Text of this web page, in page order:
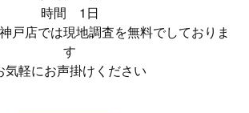
時間 1日
戸店では現地調査を無料でしておりま
す
気軽にお声掛けください